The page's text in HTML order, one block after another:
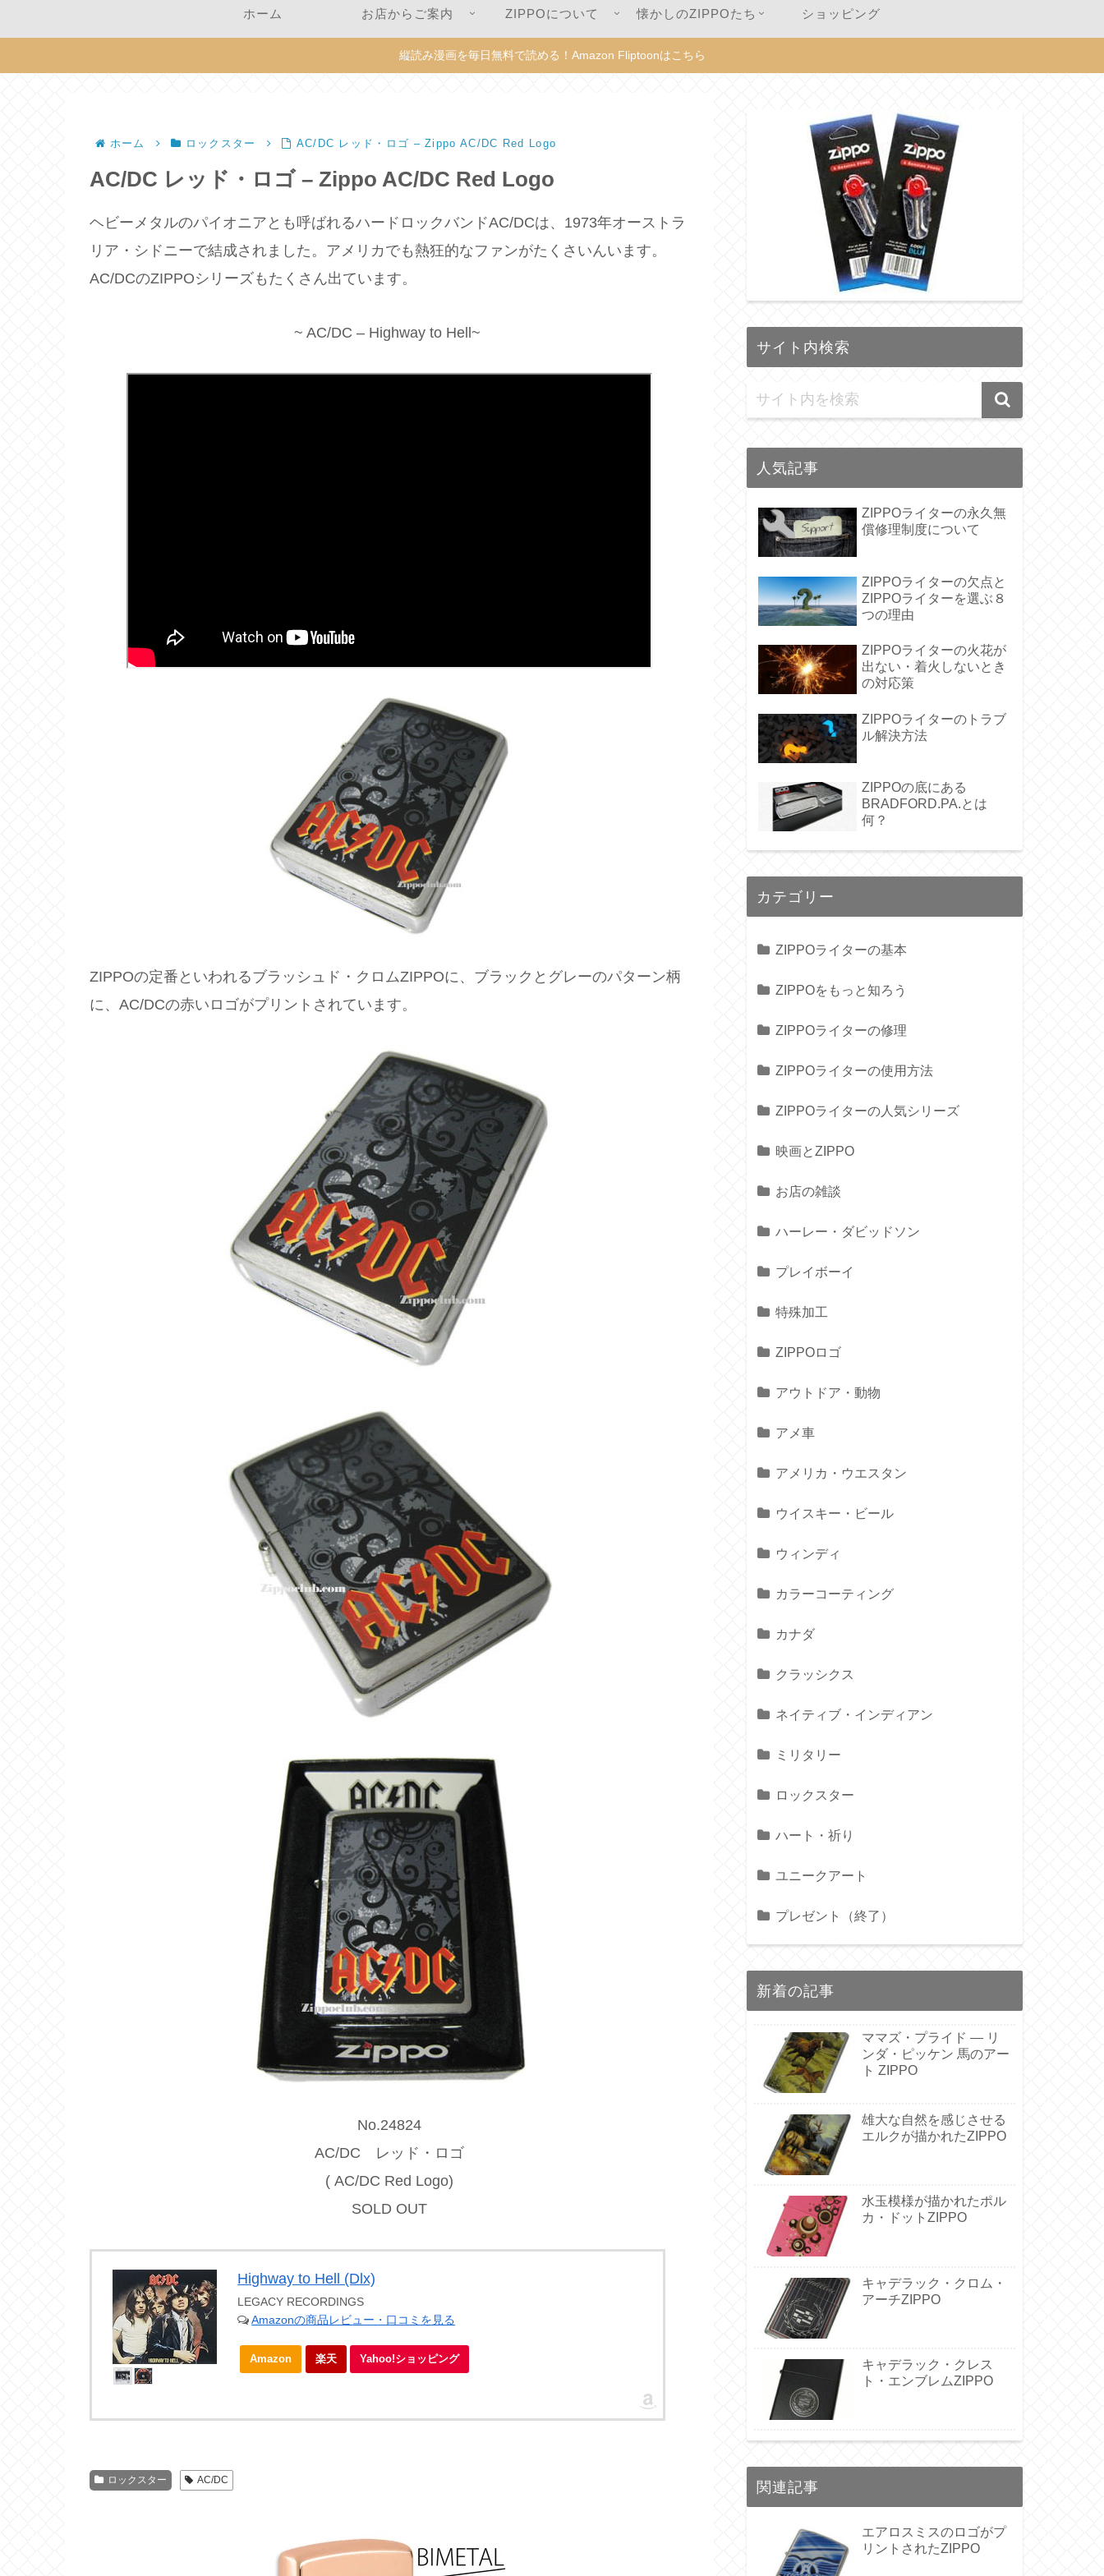
ホーム お店からご案内 ZIPPOについて 懐かしのZIPPOたち ショッピング
縦読み漫画を毎日無料で読める！Amazon Fliptoonはこちら
ホーム ロックスター AC/DC レッド・ロゴ – Zippo AC/DC Red Logo
AC/DC レッド・ロゴ – Zippo AC/DC Red Logo
ヘビーメタルのパイオニアとも呼ばれるハードロックバンドAC/DCは、 1973年オーストラ
リア・シドニーで結成されました。アメリカでも熱狂的なファンがたくさいんいます。
AC/DCのZIPPOシリーズもたくさん出ています。
~ AC/DC – Highway to Hell~
ZIPPOの定番といわれるブラッシュド・クロムZIPPOに、ブラックとグレーのパターン柄
に、AC/DCの赤いロゴがプリントされています。
No.24824
AC/DC レッド・ロゴ
( AC/DC Red Logo)
SOLD OUT
Highway to Hell (Dlx)
LEGACY RECORDINGS
Amazonの商品レビュー・口コミを見る
Amazon 楽天 Yahoo!ショッピング
ロックスター AC/DC
サイト内検索
人気記事
ZIPPOライターの永久無
償修理制度について
ZIPPOライターの欠点と
ZIPPOライターを選ぶ８
つの理由
ZIPPOライターの火花が
出ない・着火しないとき
の対応策
ZIPPOライターのトラブ
ル解決方法
ZIPPOの底にある
BRADFORD.PA.とは
何？
カテゴリー
ZIPPOライターの基本
ZIPPOをもっと知ろう
ZIPPOライターの修理
ZIPPOライターの使用方法
ZIPPOライターの人気シリーズ
映画とZIPPO
お店の雑談
ハーレー・ダビッドソン
プレイボーイ
特殊加工
ZIPPOロゴ
アウトドア・動物
アメ車
アメリカ・ウエスタン
ウイスキー・ビール
ウィンディ
カラーコーティング
カナダ
クラッシクス
ネイティブ・インディアン
ミリタリー
ロックスター
ハート・祈り
ユニークアート
プレゼント（終了）
新着の記事
ママズ・プライド — リ
ンダ・ピッケン 馬のアー
ト ZIPPO
雄大な自然を感じさせる
エルクが描かれたZIPPO
水玉模様が描かれたポル
カ・ドットZIPPO
キャデラック・クロム・
アーチZIPPO
キャデラック・クレス
ト・エンブレムZIPPO
関連記事
エアロスミスのロゴがプ
リントされたZIPPO